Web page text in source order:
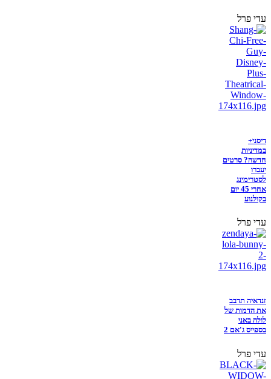
עדי פרל
דיסני+
במדיניות
חדשה? סרטים
יעברו
לסטרימינג
אחרי 45 יום
בקולנוע
עדי פרל
זנדאיה תדבב
את הדמות של
לולה באני
בספייס ג'אם 2
עדי פרל